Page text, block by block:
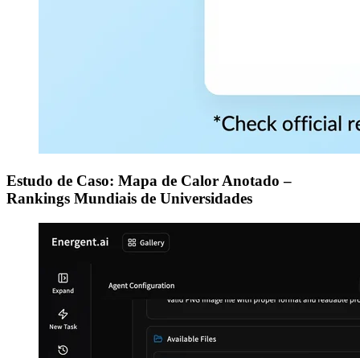
Estudo de Caso: Mapa de Calor Anotado –
Rankings Mundiais de Universidades